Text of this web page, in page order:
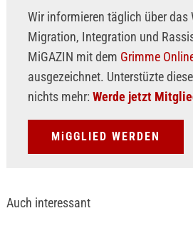
Wir informieren täglich über das
Migration, Integration und
MiGAZIN mit dem Grimme
ausgezeichnet. Unterstüzte
nichts mehr: Werde jetzt
MiGGLIED WERDEN
Auch interessant